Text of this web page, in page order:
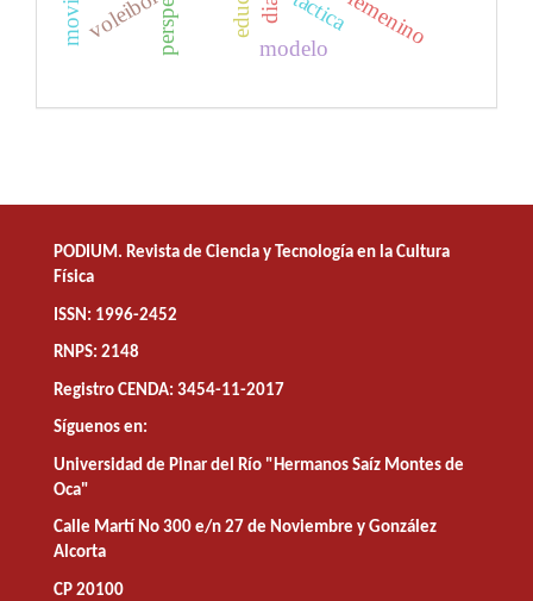
voleibol
modelo
táctica
PODIUM. Revista de Ciencia y Tecnología en la Cultura
Física
ISSN: 1996-2452
RNPS: 2148
Registro CENDA: 3454-11-2017
Síguenos en:
Universidad de Pinar del Río "Hermanos Saíz Montes de
Oca"
Calle Martí No 300 e/n 27 de Noviembre y González
Alcorta
CP 20100